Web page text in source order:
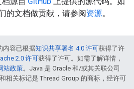
的文档做贡献，请参阅资源。
内容已根据知识共享署名 4.0 许可获得了许
2.0 许可获得了许可。如需了解详情，
站政策。Java 是 Oracle 和/或其关联公司
相关标记是 Thread Group 的商标，经许可